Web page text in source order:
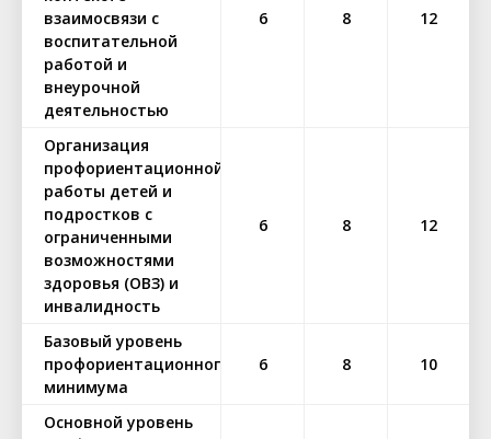
взаимосвязи с
воспитательной
работой и
внеурочной
деятельностью
6 8 12
Организация
профориентационной
работы детей и
подростков с
ограниченными
возможностями
здоровья (ОВЗ) и
инвалидность
6 8 12
Базовый уровень
профориентационного
минимума
6 8 10
Основной уровень